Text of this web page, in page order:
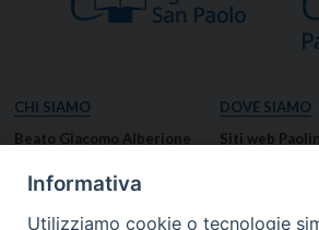
CHI SIAMO
Beato Giacomo Alberione
DOVE SIAMO
Siti web
Informativa
Utilizziamo cookie o tecnologie